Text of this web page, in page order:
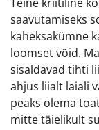
saavutamiseks
kaheksakümne
loomset võid.
sisaldavad tihti
ahjus liialt laiali
peaks olema
mitte täielikult